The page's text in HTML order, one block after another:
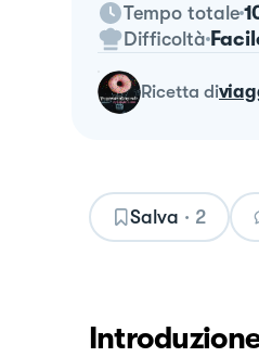
Tempo totale
Difficoltà
ricetta di
Salva · 2